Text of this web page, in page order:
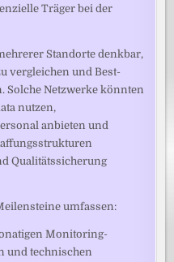
Träger bei der
Standorte denkbar,
vergleichen und Best-
Solche Netzwerke könnten
nutzen,
anbieten und
Qualitätssicherung
umfassen:
Monitoring-
und technischen